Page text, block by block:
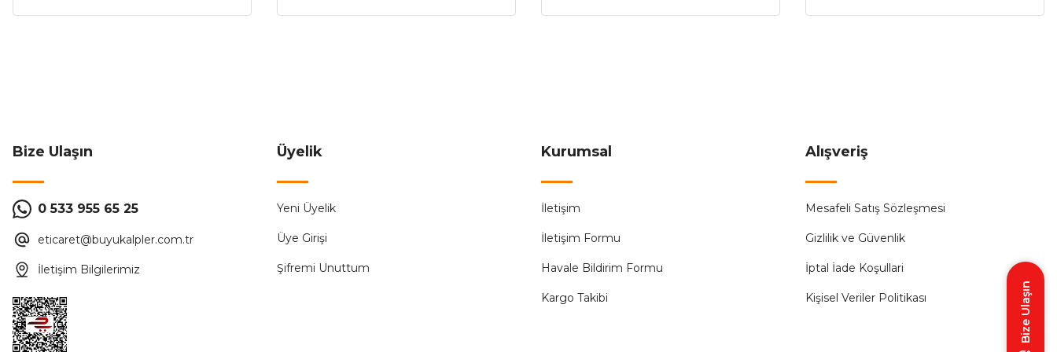
Helios HS-9310 Castor 95W 4 Pervaneli Tavan Vantilatörü
Bize Ulaşın
0 533 955 65 25
eticaret@buyukalpler.com.tr
İletişim Bilgilerimiz
Üyelik
Yeni Üyelik
Üye Girişi
Şifremi Unuttum
Kurumsal
İletişim
İletişim Formu
Havale Bildirim Formu
Kargo Takibi
Alışveriş
Mesafeli Satış Sözleşmesi
Gizlilik ve Güvenlik
İptal İade Koşullari
Kişisel Veriler Politikası Bize Ulaşın